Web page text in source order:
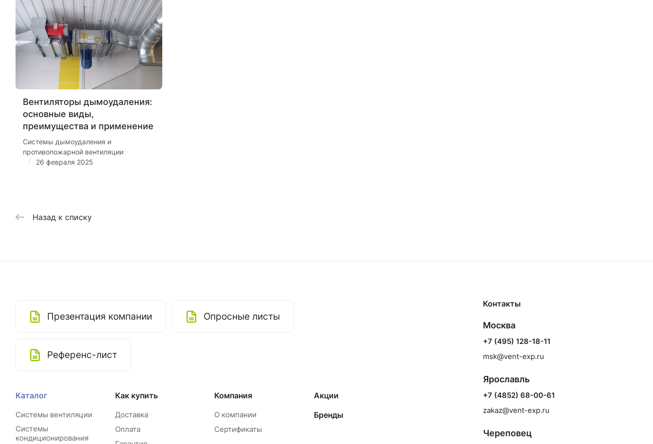
Вентиляторы дымоудаления:
основные виды,
преимущества и применение
Системы дымоудаления и
противопожарной вентиляции
/ 26 февраля 2025
Назад к списку
Презентация компании Опросные листы
Референс-лист
Каталог
Системы вентиляции
Системы
кондиционирования
Как купить
Доставка
Оплата
Компания
О компании
Сертификаты
Акции
Бренды
Контакты
Москва
+7 (495) 128-18-11
msk@vent-exp.ru
Ярославль
+7 (4852) 68-00-61
zakaz@vent-exp.ru
Череповец